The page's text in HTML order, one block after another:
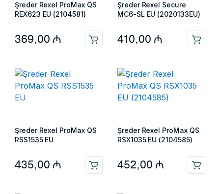
Şreder Rexel ProMax QS
REX623 EU (2104581)
369,00 ₼
Şreder Rexel Secure
MC6-SL EU (2020133EU)
410,00 ₼
Şreder Rexel ProMax QS
RSS1535 EU
435,00 ₼
Şreder Rexel ProMax QS
RSX1035 EU (2104585)
452,00 ₼